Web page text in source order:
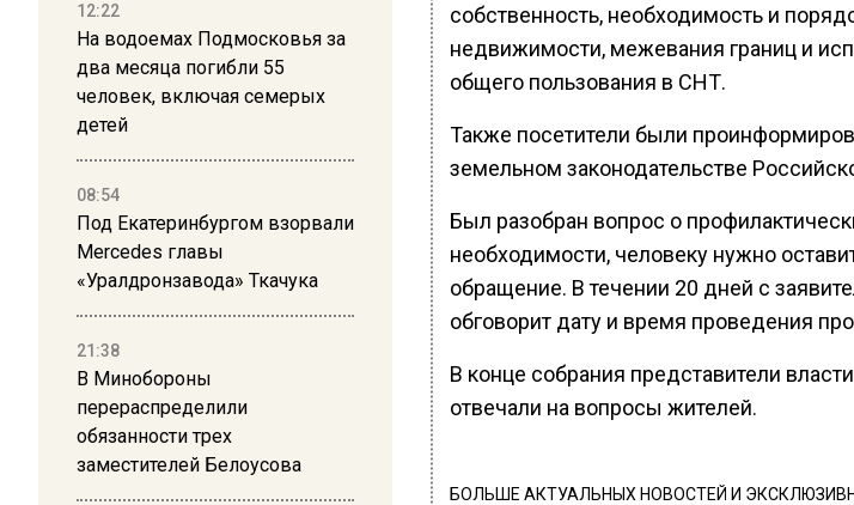
12:22
На водоемах Подмосковья за
два месяца погибли 55
человек, включая семерых
детей
08:54
Под Екатеринбургом взорвали
Mercedes главы
«Уралдронзавода» Ткачука
21:38
В Минобороны
перераспределили
обязанности трех
заместителей Белоусова
собственность, необходимость и
недвижимости, межевания границ и
общего пользования в СНТ.
Также посетители были
земельном законодательстве
Был разобран вопрос о
необходимости, человеку нужно
обращение. В течении 20 дней с
обговорит дату и время проведения
В конце собрания представители
отвечали на вопросы жителей.
БОЛЬШЕ АКТУАЛЬНЫХ НОВОСТЕЙ И